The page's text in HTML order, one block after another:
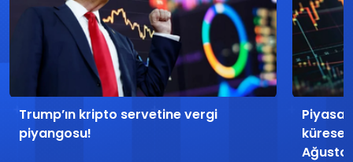
Trump’ın kripto servetine vergi
piyangosu!